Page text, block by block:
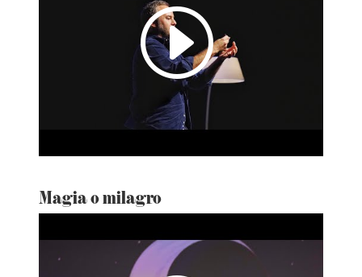
I
Magia o milagro